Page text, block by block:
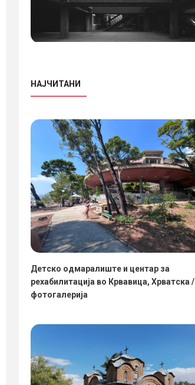
НАЈЧИТАНИ
Детско одмаралиште и центар за
рехабилитација во Крвавица, Хрватска /
фотогалерија